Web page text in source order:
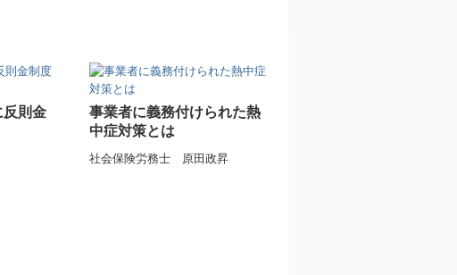
反則金
事業者に義務付けられた熱
中症対策とは
社会保険労務士 原田政昇